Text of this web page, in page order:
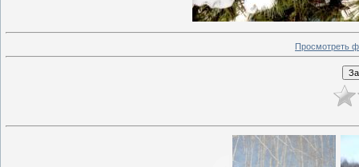
Просмотреть